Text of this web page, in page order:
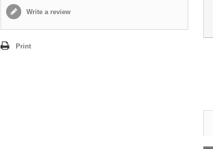
Write a review
Print